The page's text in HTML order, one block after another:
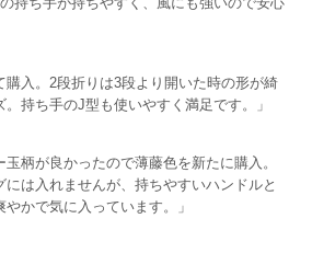
購入。2段折りは3段より開いた時の形が綺
持ち手のJ型も使いやすく満足です。」
玉柄が良かったので薄藤色を新たに購入。
には入れませんが、持ちやすいハンドルと
かで気に入っています。」